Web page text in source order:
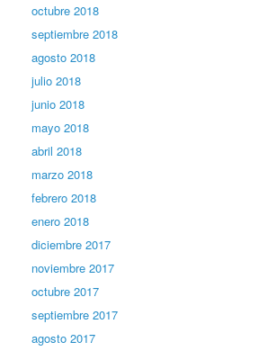
octubre 2018
septiembre 2018
agosto 2018
julio 2018
junio 2018
mayo 2018
abril 2018
marzo 2018
febrero 2018
enero 2018
diciembre 2017
noviembre 2017
octubre 2017
septiembre 2017
agosto 2017